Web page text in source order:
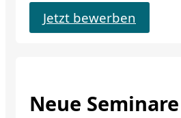
Jetzt bewerben
Neue Seminare